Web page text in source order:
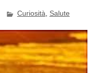
Curiosità, Salute